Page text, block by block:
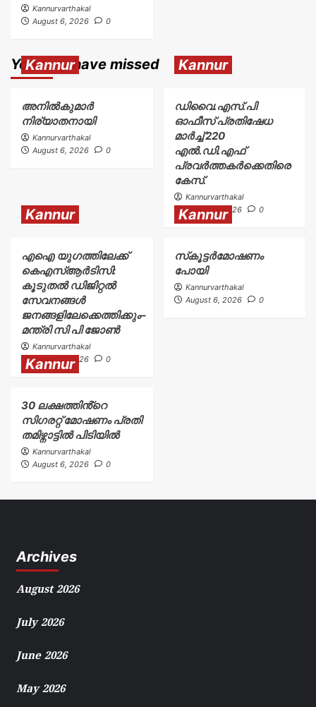
Kannurvarthakal
August 6, 2026
0
You may have missed
Kannur
അനിൽകുമാർ
നിര്യാതനായി
Kannurvarthakal
August 6, 2026
0
Kannur
ഡിവൈ.എസ്.പി
ഓഫീസ് പ്രതിഷേധ
മാർച്ച് 220
എൽ.ഡി.എഫ്
പ്രവർത്തകർക്കെതിരെ
കേസ്.
Kannurvarthakal
August 6, 2026
0
Kannur
എഐ യുഗത്തിലേക്ക്
കെഎസ്ആർടിസി:
കൂടുതൽ ഡിജിറ്റൽ
സേവനങ്ങൾ
ജനങ്ങളിലേക്കെത്തിക്കും–
മന്ത്രി സി പി ജോൺ
Kannurvarthakal
August 6, 2026
0
Kannur
സ്‌കൂട്ടർമോഷണം
പോയി
Kannurvarthakal
August 6, 2026
0
Kannur
30 ലക്ഷത്തിൻ്റെ
സിഗരറ്റ് മോഷണം പ്രതി
തമിഴ്നാട്ടിൽ പിടിയിൽ
Kannurvarthakal
August 6, 2026
0
Archives
August 2026
July 2026
June 2026
May 2026